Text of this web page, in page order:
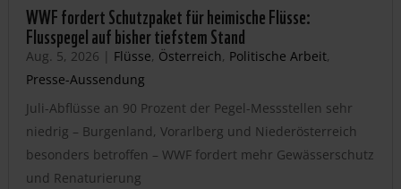
WWF fordert Schutzpaket für heimische Flüsse:
Flusspegel auf bisher tiefstem Stand
Aug. 5, 2026 | Flüsse, Österreich, Politische Arbeit,
Presse-Aussendung
Juli-Abflüsse an 90 Prozent der Pegel-Messstellen sehr
niedrig – Burgenland, Vorarlberg und Niederösterreich
besonders betroffen – WWF fordert mehr Gewässerschutz
und Renaturierung